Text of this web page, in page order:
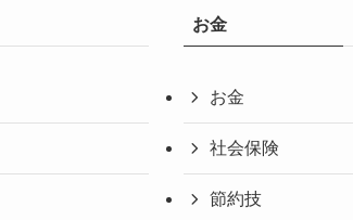
お金
お金
社会保険
節約技